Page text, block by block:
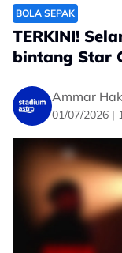
BOLA SEPAK
TERKINI!
bintang Star
Ammar
01/07/2026 |